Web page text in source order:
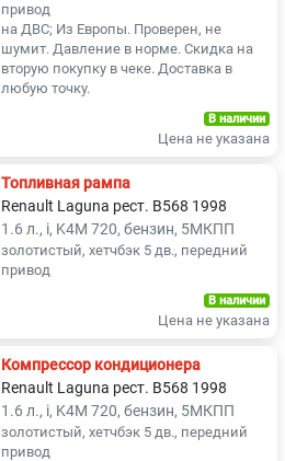
привод
на ДВС; Из Европы. Проверен, не
шумит. Давление в норме. Скидка на
вторую покупку в чеке. Доставка в
любую точку.
В наличии
Цена не указана
Топливная рампа
Renault Laguna рест. B568 1998
1.6 л., i, K4M 720, бензин, 5МКПП
золотистый, хетчбэк 5 дв., передний
привод
В наличии
Цена не указана
Компрессор кондиционера
Renault Laguna рест. B568 1998
1.6 л., i, K4M 720, бензин, 5МКПП
золотистый, хетчбэк 5 дв., передний
привод